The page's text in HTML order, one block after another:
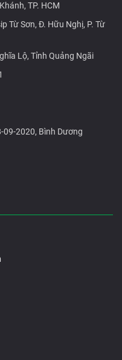
TP. HCM
Từ Sơn, Đ. Hữu Nghị, P. Từ
Lộ, Tỉnh Quảng Ngãi
2020, Bình Dương